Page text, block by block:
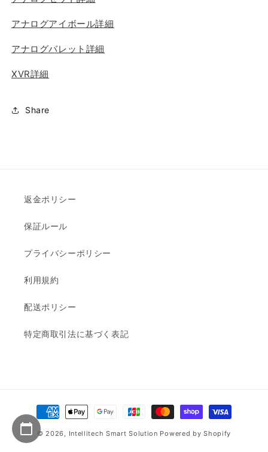
アナログアイボール詳細
アナログバレット詳細
XVR詳細
Share
返金ポリシー
保証ルール
プライバシーポリシー
利用規約
配送ポリシー
特定商取引法に基づく表記
決
済
方© 2026, Intellitech Smart Solution Powered by Shopify